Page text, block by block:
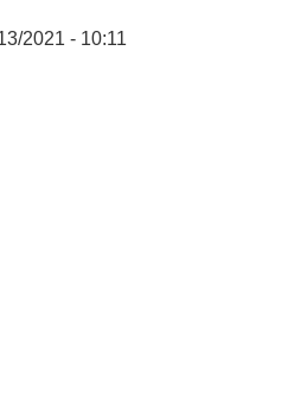
2021 - 10:11